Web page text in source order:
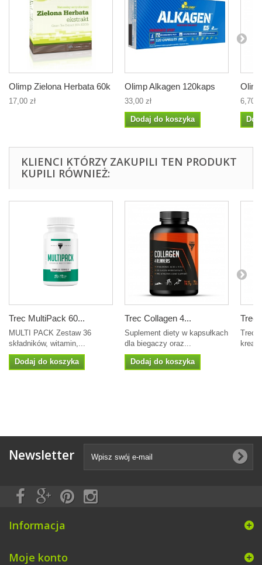
Olimp Zielona Herbata 60k
17,00 zł
Olimp Alkagen 120kaps
33,00 zł
Dodaj do koszyka
6,70
KLIENCI KTÓRZY ZAKUPILI TEN PRODUKT
KUPILI RÓWNIEŻ:
Trec MultiPack 60...
MULTI PACK Zestaw 36
składników, witamin,...
Dodaj do koszyka
Trec Collagen 4...
Suplement diety w kapsułkach
dla biegaczy oraz...
Dodaj do koszyka
Trec
Trec
Newsletter
Informacja
Moje konto